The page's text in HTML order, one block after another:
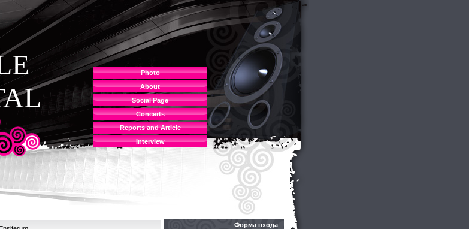
Photo
About
Social Page
Concerts
Reports and Article
Interview
Форма входа